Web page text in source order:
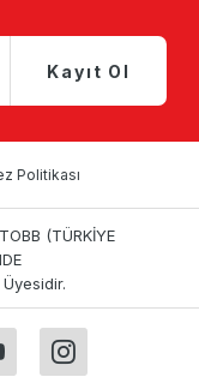
Kayıt Ol
Politikası
(TÜRKİYE
Üyesidir.